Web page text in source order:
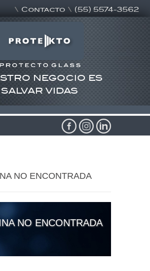
\ Contacto \ (55) 5574-3562
NEGOCIO ES
SALVAR VIDAS
NO ENCONTRADA
NO ENCONTRADA